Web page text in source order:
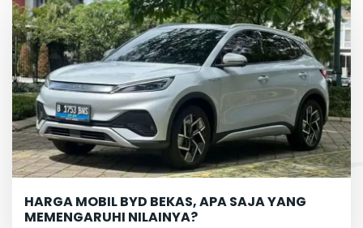
HARGA MOBIL BYD BEKAS, APA SAJA YANG
MEMENGARUHI NILAINYA?